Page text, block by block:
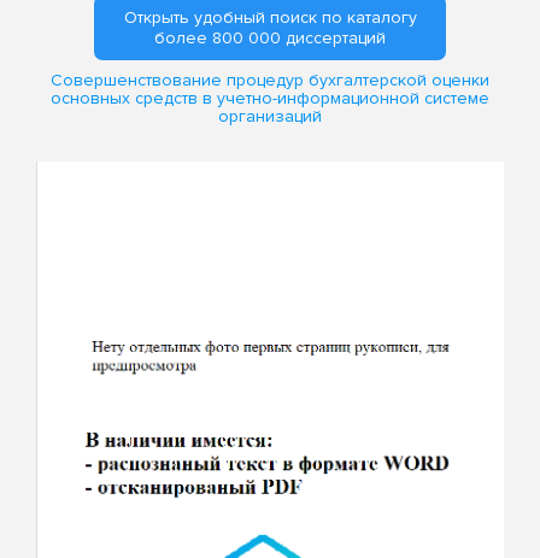
Открыть удобный поиск по каталогу
более 800 000 диссертаций
Совершенствование процедур бухгалтерской оценки
основных средств в учетно-информационной системе
организаций